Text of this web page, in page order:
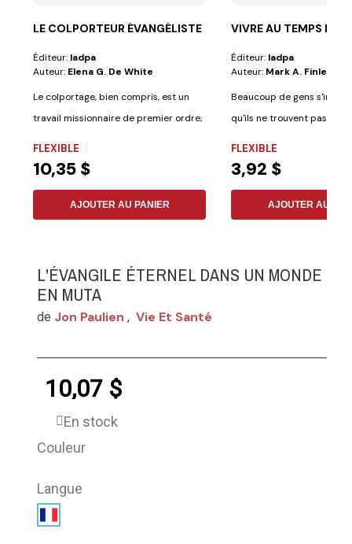
LE COLPORTEUR ÉVANGÉLISTE
Éditeur: Iadpa
Auteur: Elena G. De White
Le colportage, bien compris, est un
travail missionnaire de premier ordre;
FLEXIBLE
10,35 $
AJOUTER AU PANIER
VIVRE AU TEMPS DE
Éditeur: Iadpa
Auteur: Mark A. Finley
Beaucoup de gens
qu'ils ne trouvent pas de
FLEXIBLE
3,92 $
AJOUTER AU
L'ÉVANGILE ÉTERNEL DANS UN MONDE
EN MUTA
de Jon Paulien , Vie Et Santé
10,07 $
En stock
Couleur
Langue